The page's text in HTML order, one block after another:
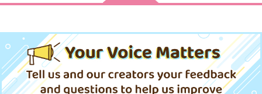
ドラマチック・ワンダ
藪から棒
858円（税込）
アーサー×本田菊
サンプル
夢の中ならいつだっ
顔面タルト
550円（税込）
アーサー×本田菊
サンプル
夢の中ならいつだっ
顔面タルト
550円（税込）
アーサー×本田菊
サンプル
よとぼし
専売 660 （税込）
ヘタリア
アーサー×本田菊
しむぷりずむ
1,001円（税込）
アーサー×本田菊
Lila
1,690円（税込）
ヘタリア
アーサー×本田菊